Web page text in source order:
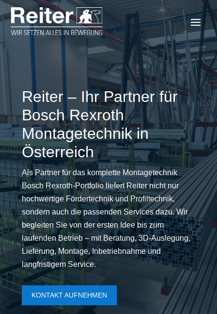
Reiter – Ihr Partner für
Bosch Rexroth
Montagetechnik in
Österreich
Als Partner für das komplette Montagetechnik
Bosch Rexroth-Portfolio liefert Reiter nicht nur
hochwertige Fördertechnik und Profiltechnik,
sondern auch die passenden Services dazu. Wir
begleiten Sie von der ersten Idee bis zum
laufenden Betrieb – mit Beratung, 3D-Auslegung,
Lieferung, Montage, Inbetriebnahme und
langfristigem Service.
KONTAKT AUFNEHMEN